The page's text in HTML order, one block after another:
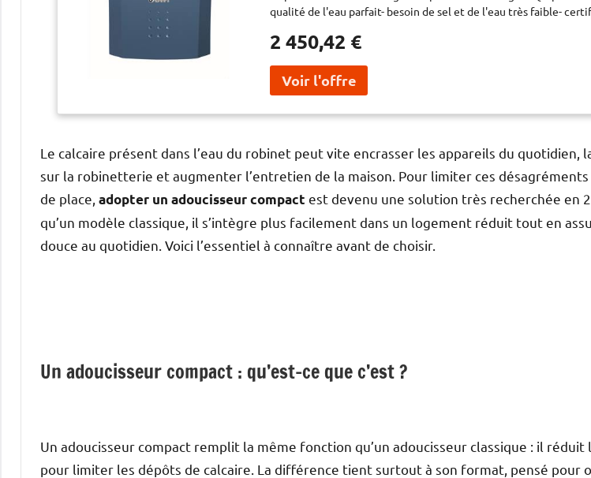
qualité de l'eau parfait- besoin de sel et de l'eau très faible-
connection DN32/32, Aquatest duromètreDonnées techniques:
bar, temperature d'eau max. 30°
2 450,42 €
Le calcaire présent dans l’eau du robinet peut vite encrasser les appareils du quotidien,
sur la robinetterie et augmenter l’entretien de la maison. Pour limiter ces
de place, adopter un adoucisseur compact est devenu une solution très recherchée en
qu’un modèle classique, il s’intègre plus facilement dans un logement réduit tout en
douce au quotidien. Voici l’essentiel à connaître avant de choisir.
Un adoucisseur compact : qu’est-ce que c’est ?
Un adoucisseur compact remplit la même fonction qu’un adoucisseur classique : il réduit
pour limiter les dépôts de calcaire. La différence tient surtout à son format, pensé pour